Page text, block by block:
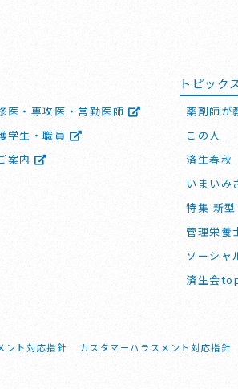
医・専攻医・常勤医師
学生・職員
案内
トピック
薬剤師が
この人
済生春秋
いまいみ
特集 新
管理栄養
ソーシャ
済生会
ント対応指針 カスタマーハラスメント対応指針